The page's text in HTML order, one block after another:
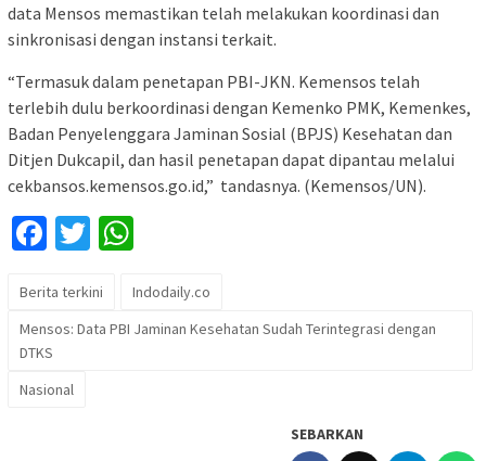
data Mensos memastikan telah melakukan koordinasi dan
sinkronisasi dengan instansi terkait.
“Termasuk dalam penetapan PBI-JKN. Kemensos telah
terlebih dulu berkoordinasi dengan Kemenko PMK, Kemenkes,
Badan Penyelenggara Jaminan Sosial (BPJS) Kesehatan dan
Ditjen Dukcapil, dan hasil penetapan dapat dipantau melalui
cekbansos.kemensos.go.id,” tandasnya. (Kemensos/UN).
Facebook
Twitter
Berita terkini
Indodaily.co
Mensos: Data PBI Jaminan Kesehatan Sudah Terintegrasi dengan
DTKS
Nasional
SEBARKAN